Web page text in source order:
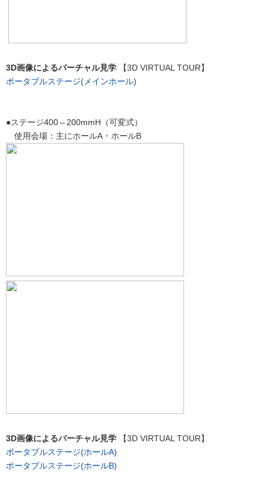
3D画像によるバーチャル見学
【3D VIRTUAL TOUR】
ポータブルステージ(メインホール)
●ステージ400⇔200mmH（可変式）
使用会場：主にホールA・ホールB
3D画像によるバーチャル見学
【3D VIRTUAL TOUR】
ポータブルステージ(ホールA)
ポータブルステージ(ホールB)